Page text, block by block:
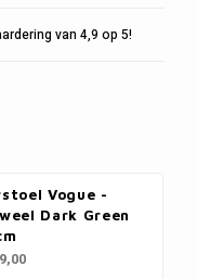
van 4,9 op 5!
Vogue -
Dark Green